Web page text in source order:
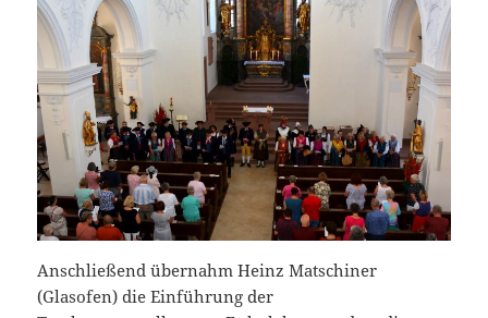
Anschließend übernahm Heinz Matschiner
(Glasofen) die Einführung der